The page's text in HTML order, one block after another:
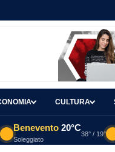
CULTURA
Benevento 20°C
Soleggiato
38° / 19°